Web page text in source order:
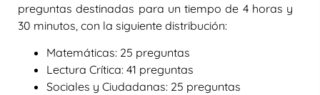
preguntas destinadas para un tiempo de 4 horas y
30 minutos, con la siguiente distribución:
Matemáticas: 25 preguntas
Lectura Crítica: 41 preguntas
Sociales y Ciudadanas: 25 preguntas